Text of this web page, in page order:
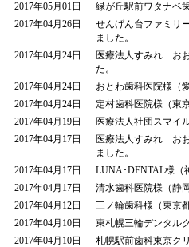
2017年05月01日
緑が丘駅前ワタナベ
2017年04月26日
せんげん台ファミリ
ました。
2017年04月24日
医療法人すみれ お
た。
2017年04月24日
おとわ歯科医院様（
2017年04月24日
定村歯科医院様（東
2017年04月19日
医療法人社団スマイ
2017年04月17日
医療法人すみれ お
ました。
2017年04月17日
LUNA･DENTAL様（
2017年04月17日
清水歯科医院様（静
2017年04月12日
三ノ輪歯科様（東京
2017年04月10日
東札幌三輪デンタル
2017年04月10日
札幌駅前歯科東京ク